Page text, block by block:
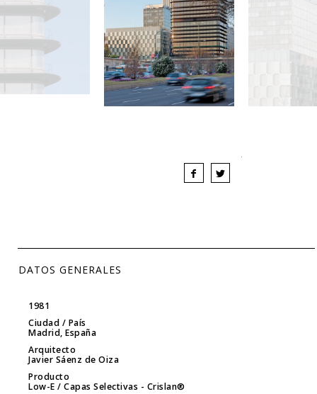
DATOS GENERALES
1981
Ciudad / País
Madrid, España
Arquitecto
Javier Sáenz de Oiza
Producto
Low-E / Capas Selectivas - Crislan®